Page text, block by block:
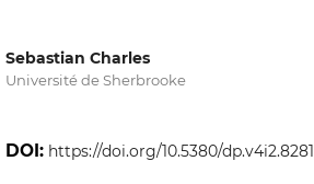
Sebastian Charles
Université de Sherbrooke
DOI: https://doi.org/10.5380/dp.v4i2.8281